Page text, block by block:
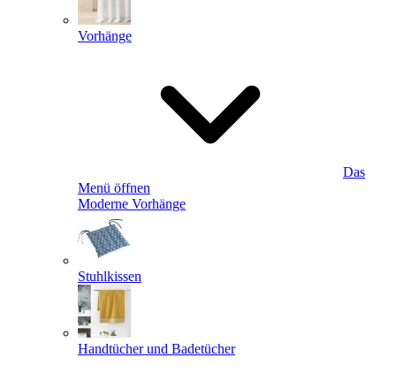
Vorhänge
Das
Menü öffnen
Moderne Vorhänge
Stuhlkissen
Handtücher und Badetücher